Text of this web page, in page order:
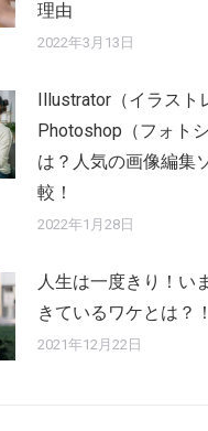
理由
2022年3月13日
Illustrator（イラスト
Photoshop（フォト
は？人気の画像編集
較！
2022年1月28日
人生は一度きり！い
きているワケとは？！
2021年12月22日